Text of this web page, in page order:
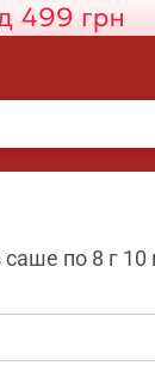
по 8 г 10